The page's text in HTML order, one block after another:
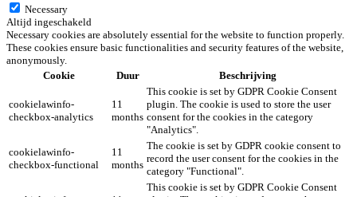
Necessary
Altijd ingeschakeld
Necessary cookies are absolutely essential for the website to function properly.
These cookies ensure basic functionalities and security features of the website,
anonymously.
Cookie
Duur Beschrijving
cookielawinfo-
checkbox-analytics
11
months
This cookie is set by GDPR Cookie Consent
plugin. The cookie is used to store the user
consent for the cookies in the category
"Analytics".
cookielawinfo-
checkbox-functional
11
months
The cookie is set by GDPR cookie consent to
record the user consent for the cookies in the
category "Functional".
This cookie is set by GDPR Cookie Consent